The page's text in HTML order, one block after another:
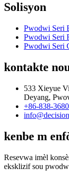
Solisyon
Pwodwi Seri
Pwodwi Seri
Pwodwi Seri
kontakte
533 Xieyue
Deyang,
+86-838-
kenbe m
Resevwa imèl
eksklizif sou